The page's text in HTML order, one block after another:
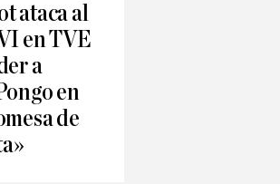
ataca al
en TVE
a
en
de